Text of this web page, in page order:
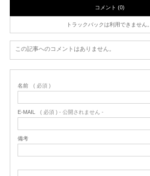
コメント (0)
トラックバックは利用できません。
この記事へのコメントはありません。
名前 ( 必須 )
E-MAIL ( 必須 ) - 公開されません -
備考